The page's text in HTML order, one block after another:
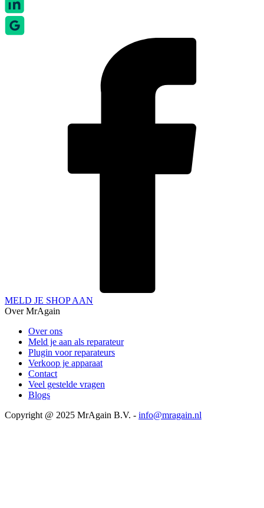
MELD JE SHOP AAN
Over MrAgain
Over ons
Meld je aan als reparateur
Plugin voor reparateurs
Verkoop je apparaat
Contact
Veel gestelde vragen
Blogs
Copyright @ 2025 MrAgain B.V. - info@mragain.nl